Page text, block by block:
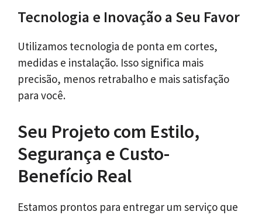
Tecnologia e Inovação a Seu Favor
Utilizamos tecnologia de ponta em cortes,
medidas e instalação. Isso significa mais
precisão, menos retrabalho e mais satisfação
para você.
Seu Projeto com Estilo,
Segurança e Custo-
Benefício Real
Estamos prontos para entregar um serviço que